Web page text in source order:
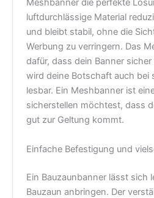
Meshbanner die perfekte
luftdurchlässige Material
und bleibt stabil, ohne die
Werbung zu verringern. Das
dafür, dass dein Banner
wird deine Botschaft auch bei
lesbar. Ein Meshbanner ist
sicherstellen möchtest, dass
gut zur Geltung kommt.
Einfache Befestigung und
Ein Bauzaunbanner lässt sich
Bauzaun anbringen. Der